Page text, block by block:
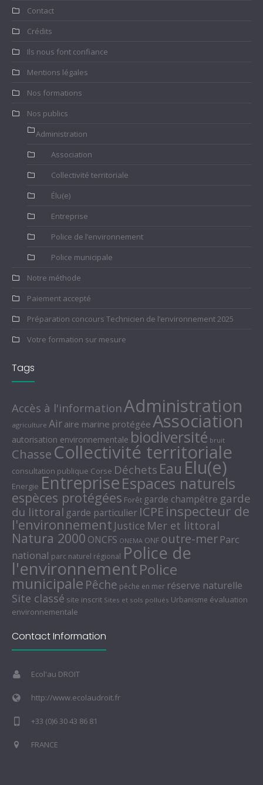
Contact
Crédits
Ils nous font confiance
Mentions légales
Nos formations
Nos publics
Administration
Association
Collectivité territoriale
Élu(e)
Entreprise
Police de l’environnement
Police municipale
Notre méthode
Paiement accepté
Préparation concours Technicien de l’environnement 2025
Votre formation sur mesure
Tags
Accès à l'informationAdministration
agriculture Air aire marine protégée Association
autorisation environnementale biodiversité bruit
Chasse Collectivité territoriale
consultation publique Corse Déchets Eau Elu(e)
Energie EntrepriseEspaces naturels
espèces protégées Forêt garde champêtre garde
du littoral garde particulier ICPE inspecteur de
l'environnement Justice Mer et littoral
Natura 2000 ONCFS ONEMA ONF outre-mer Parc
national parc naturel régional Police de
l'environnementPolice
municipale Pêche pêche en mer réserve naturelle
Site classé site inscrit Sites et sols pollués Urbanisme évaluation
environnementale
Contact Information
Ecol'au DROIT
http://www.ecolaudroit.fr
+33 (0)6 30 43 86 81
FRANCE